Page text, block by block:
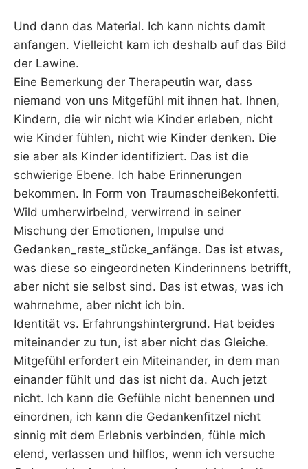
Und dann das Material. Ich kann nichts damit
anfangen. Vielleicht kam ich deshalb auf das Bild
der Lawine.
Eine Bemerkung der Therapeutin war, dass
niemand von uns Mitgefühl mit ihnen hat. Ihnen,
Kindern, die wir nicht wie Kinder erleben, nicht
wie Kinder fühlen, nicht wie Kinder denken. Die
sie aber als Kinder identifiziert. Das ist die
schwierige Ebene. Ich habe Erinnerungen
bekommen. In Form von Traumascheißekonfetti.
Wild umherwirbelnd, verwirrend in seiner
Mischung der Emotionen, Impulse und
Gedanken_reste_stücke_anfänge. Das ist etwas,
was diese so eingeordneten Kinderinnens betrifft,
aber nicht sie selbst sind. Das ist etwas, was ich
wahrnehme, aber nicht ich bin.
Identität vs. Erfahrungshintergrund. Hat beides
miteinander zu tun, ist aber nicht das Gleiche.
Mitgefühl erfordert ein Miteinander, in dem man
einander fühlt und das ist nicht da. Auch jetzt
nicht. Ich kann die Gefühle nicht benennen und
einordnen, ich kann die Gedankenfitzel nicht
sinnig mit dem Erlebnis verbinden, fühle mich
elend, verlassen und hilflos, wenn ich versuche